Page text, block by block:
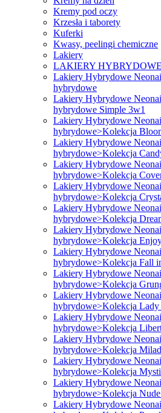
Kremy pod oczy
Krzesła i taborety
Kuferki
Kwasy, peelingi chemiczne
Lakiery
LAKIERY HYBRYDOWE
Lakiery Hybrydowe
hybrydowe
Lakiery Hybrydowe
hybrydowe Simple 3w1
Lakiery Hybrydowe
hybrydowe>Kolekcja
Lakiery Hybrydowe
hybrydowe>Kolekcja
Lakiery Hybrydowe
hybrydowe>Kolekcja
Lakiery Hybrydowe
hybrydowe>Kolekcja
Lakiery Hybrydowe
hybrydowe>Kolekcja
Lakiery Hybrydowe
hybrydowe>Kolekcja
Lakiery Hybrydowe
hybrydowe>Kolekcja Fall
Lakiery Hybrydowe
hybrydowe>Kolekcja
Lakiery Hybrydowe
hybrydowe>Kolekcja Lady
Lakiery Hybrydowe
hybrydowe>Kolekcja
Lakiery Hybrydowe
hybrydowe>Kolekcja
Lakiery Hybrydowe
hybrydowe>Kolekcja
Lakiery Hybrydowe
hybrydowe>Kolekcja Nude
Lakiery Hybrydowe